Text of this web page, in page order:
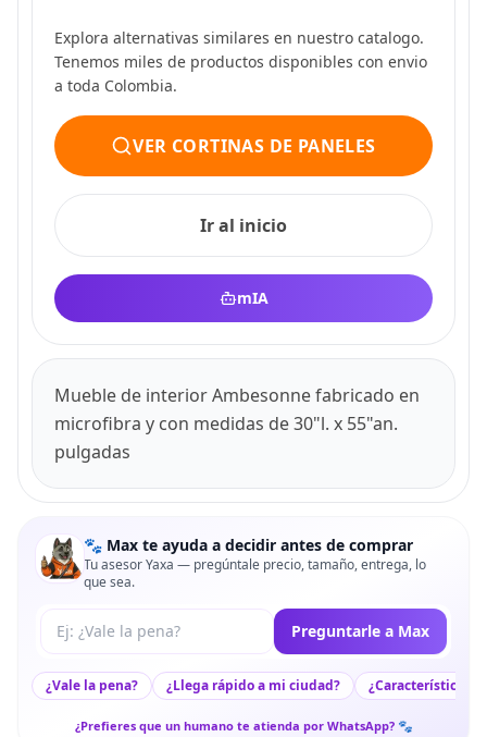
Explora alternativas similares en nuestro catalogo.
Tenemos miles de productos disponibles con envio
a toda Colombia.
VER CORTINAS DE PANELES
Ir al inicio
mIA
Mueble de interior Ambesonne fabricado en
microfibra y con medidas de 30"l. x 55"an.
pulgadas
🐾 Max te ayuda a decidir antes de comprar
Tu asesor Yaxa — pregúntale precio, tamaño, entrega, lo
que sea.
Tu pregunta a Max Preguntarle a Max
¿Vale la pena? ¿Llega rápido a mi ciudad? ¿Características
¿Prefieres que un humano te atienda por WhatsApp? 🐾